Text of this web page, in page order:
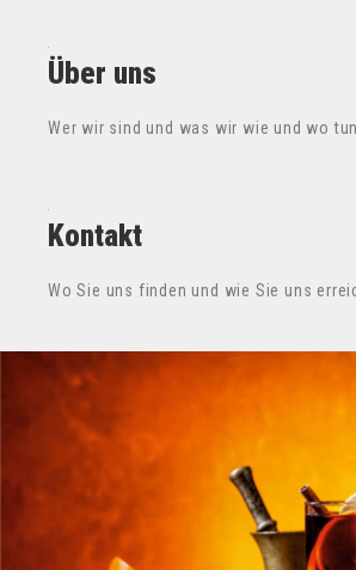
Über uns
Wer wir sind und was wir wie und wo
Kontakt
Wo Sie uns finden und wie Sie uns